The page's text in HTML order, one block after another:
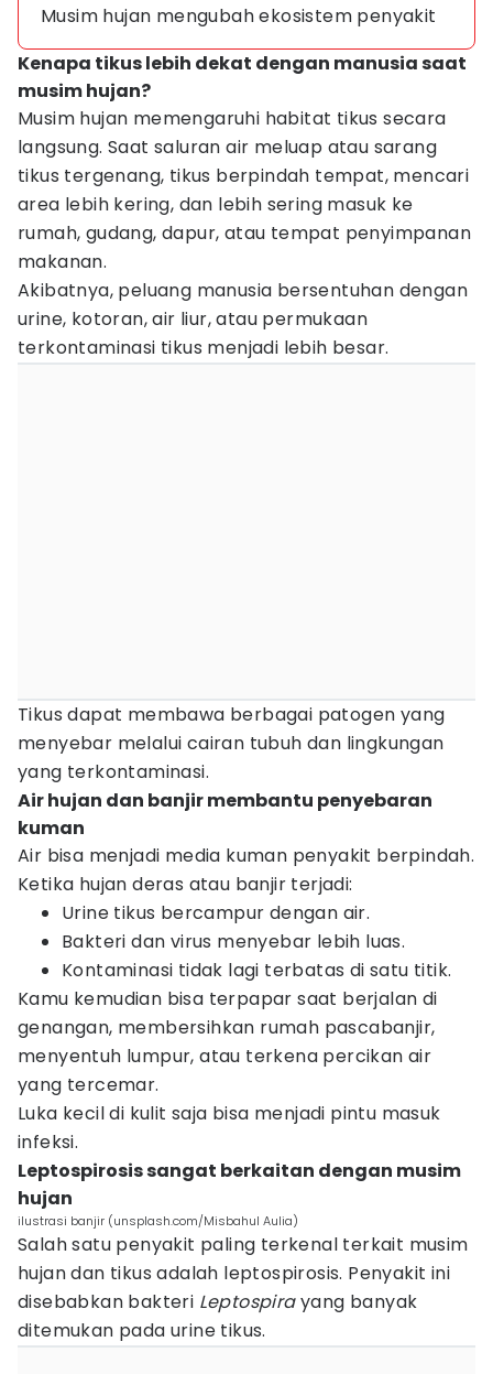
Musim hujan mengubah ekosistem penyakit
Kenapa tikus lebih dekat dengan manusia saat
musim hujan?
Musim hujan memengaruhi habitat tikus secara
langsung. Saat saluran air meluap atau sarang
tikus tergenang, tikus berpindah tempat, mencari
area lebih kering, dan lebih sering masuk ke
rumah, gudang, dapur, atau tempat penyimpanan
makanan.
Akibatnya, peluang manusia bersentuhan dengan
urine, kotoran, air liur, atau permukaan
terkontaminasi tikus menjadi lebih besar.
Tikus dapat membawa berbagai patogen yang
menyebar melalui cairan tubuh dan lingkungan
yang terkontaminasi.
Air hujan dan banjir membantu penyebaran
kuman
Air bisa menjadi media kuman penyakit berpindah.
Ketika hujan deras atau banjir terjadi:
Urine tikus bercampur dengan air.
Bakteri dan virus menyebar lebih luas.
Kontaminasi tidak lagi terbatas di satu titik.
Kamu kemudian bisa terpapar saat berjalan di
genangan, membersihkan rumah pascabanjir,
menyentuh lumpur, atau terkena percikan air
yang tercemar.
Luka kecil di kulit saja bisa menjadi pintu masuk
infeksi.
Leptospirosis sangat berkaitan dengan musim
hujan
ilustrasi banjir (unsplash.com/Misbahul Aulia)
Salah satu penyakit paling terkenal terkait musim
hujan dan tikus adalah leptospirosis. Penyakit ini
disebabkan bakteri Leptospirayang banyak
ditemukan pada urine tikus.